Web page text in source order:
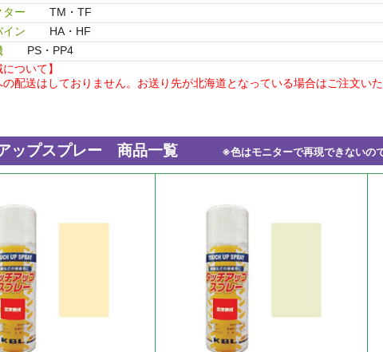
ー
TM・TF
ン
HA・HF
PS・PP4
について】
配送はしておりません。お送り先が北海道となっている場合はご注文い